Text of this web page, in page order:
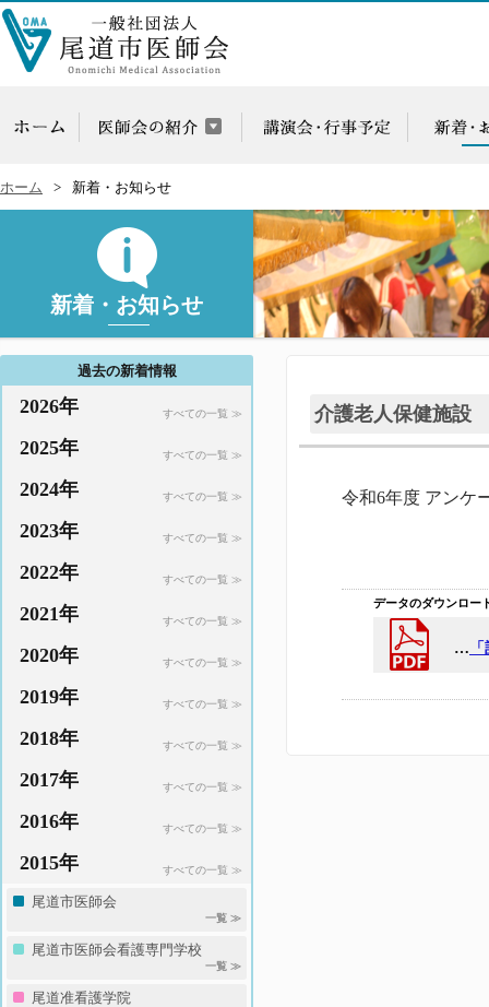
ホーム 新着・お知らせ
新着・お知らせ
介護老人保健施設
令和6年度 アンケ
データのダウンロー
…
過去の新着情報
2026年 すべての一覧 ≫
2025年 すべての一覧 ≫
2024年 すべての一覧 ≫
2023年 すべての一覧 ≫
2022年 すべての一覧 ≫
2021年 すべての一覧 ≫
2020年 すべての一覧 ≫
2019年 すべての一覧 ≫
2018年 すべての一覧 ≫
2017年 すべての一覧 ≫
2016年 すべての一覧 ≫
2015年 すべての一覧 ≫
尾道市医師会
一覧 ≫
尾道市医師会看護専門学校
一覧 ≫
尾道准看護学院